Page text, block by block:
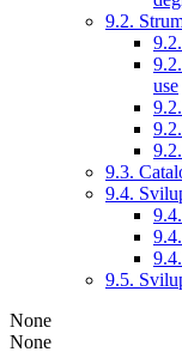
9.2.
use
9.3.
9.4.
9.5.
None
None